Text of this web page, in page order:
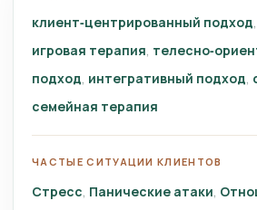
клиент‑центрированный подход
игровая терапия
подход интегративный подход
семейная терапия
ЧАСТЫЕ СИТУАЦИИ КЛИЕНТОВ
Стресс Панические атаки